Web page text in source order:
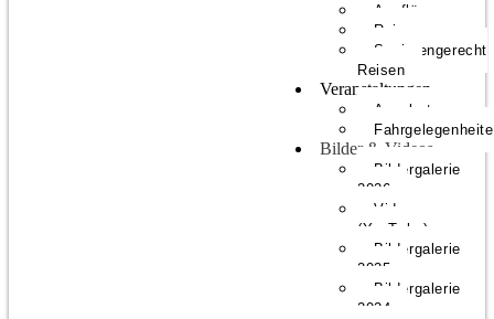
Ausflüge
Reisen
Seniorengerecht
Reisen
Veranstaltungen
Angebote
Bilder & Videos
Bildergalerie
2026
Videos
(YouTube)
Bildergalerie
2025
Bildergalerie
2024